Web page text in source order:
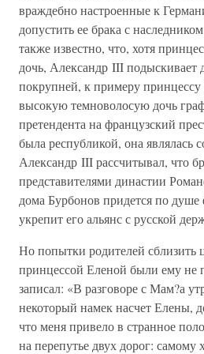
враждебно настроенные к
допустить ее брака с
также известно, что, хотя
дочь, Александр III подыскивает
покрупней, к примеру
высокую темноволосую дочь
претендента на французский
была республикой, она являлась
Александр III рассчитывал, что
представителями династии
дома Бурбонов придется по
укрепит его альянс с русской
Но попытки родителей сблизить
принцессой Еленой были ему не
записал: «В разговоре с Мам?а
некоторый намек насчет Елены,
что меня привело в странное
на перепутье двух дорог: самому